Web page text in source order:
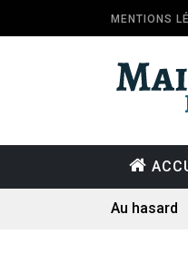
MENTIONS
Au hasard